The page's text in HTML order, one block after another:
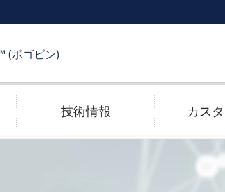
(ポゴピン)
受け側コネクタ
技術情報 カス